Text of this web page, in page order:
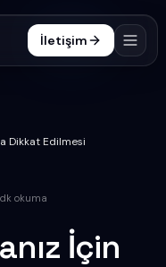
İletişim
Dikkat Edilmesi
dk okuma
İçin